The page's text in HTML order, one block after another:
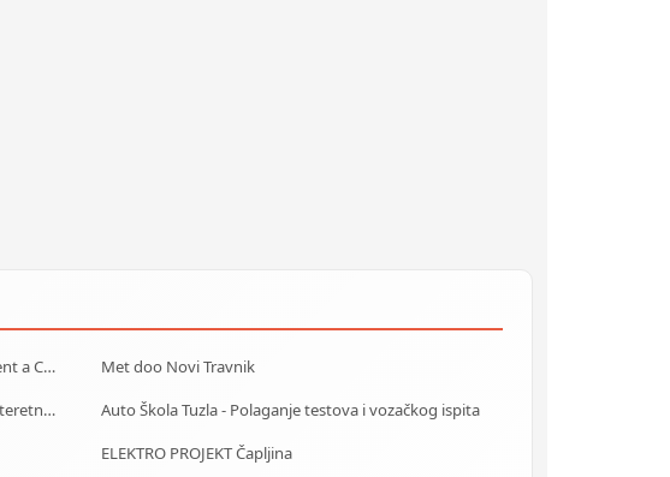
Car Rental - Mietwagen - Iznajmljivanje auta - Rent a Car Bihać
Met doo Novi Travnik
MAK Parts & Service - Autodijelovi za putnička i teretna vozila Gračanica
Auto Škola Tuzla - Polaganje testova i vozačkog ispita
ELEKTRO PROJEKT Čapljina